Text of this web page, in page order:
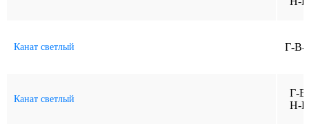
Канат светлый Г-В-
Канат светлый
Г-
Н-